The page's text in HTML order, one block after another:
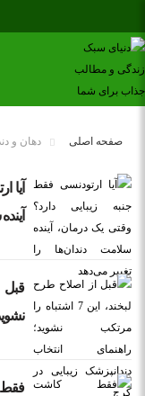
صفحه اصلی دهان و
آیا
فقط